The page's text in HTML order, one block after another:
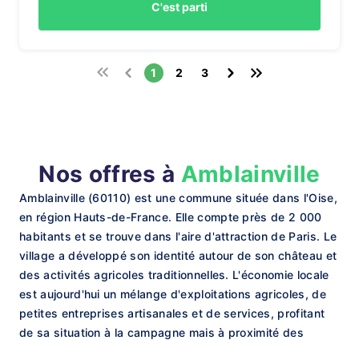
C'est parti
1 2 3
Nos offres à Amblainville
Amblainville (60110) est une commune située dans l'Oise,
en région Hauts-de-France. Elle compte près de 2 000
habitants et se trouve dans l'aire d'attraction de Paris. Le
village a développé son identité autour de son château et
des activités agricoles traditionnelles. L'économie locale
est aujourd'hui un mélange d'exploitations agricoles, de
petites entreprises artisanales et de services, profitant
de sa situation à la campagne mais à proximité des